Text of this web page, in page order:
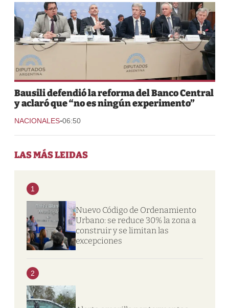
Bausili defendió la reforma del Banco Central
y aclaró que “no es ningún experimento”
NACIONALES-06:50
LAS MÁS LEIDAS
1
Nuevo Código de Ordenamiento
Urbano: se reduce 30% la zona a
construir y se limitan las
excepciones
2